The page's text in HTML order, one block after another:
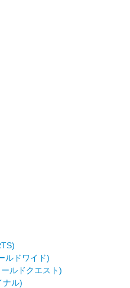
ルドワイド)
ルドクエスト)
ナル)